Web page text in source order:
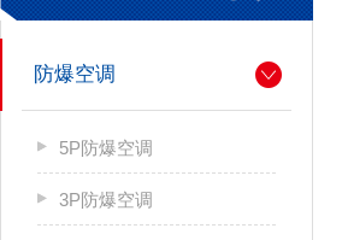
防爆空调
5P防爆空调
3P防爆空调